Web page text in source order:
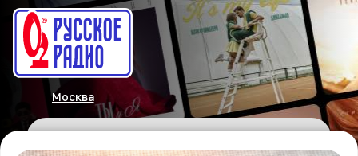
Москва